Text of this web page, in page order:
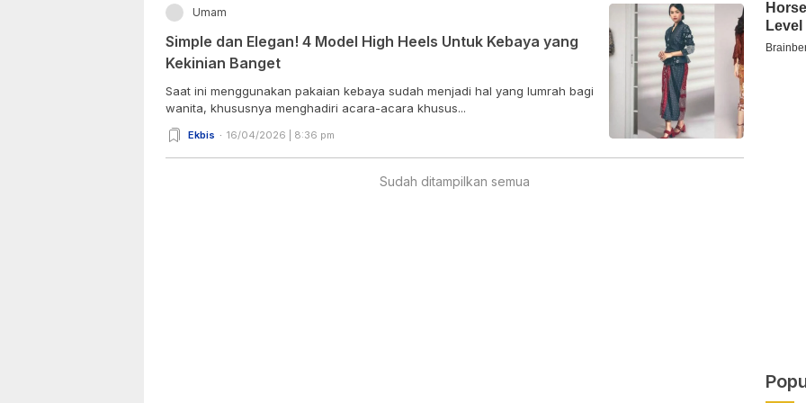
Umam
Simple dan Elegan! 4 Model High Heels Untuk Kebaya yang
Kekinian Banget
Saat ini menggunakan pakaian kebaya sudah menjadi hal yang lumrah bagi
wanita, khususnya menghadiri acara-acara khusus...
Ekbis 16/04/2026 | 8:36 pm
Sudah ditampilkan semua